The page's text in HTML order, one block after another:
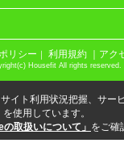
リシー 利用規約 ｜アク
Housefit All rights reserved.
イト利用状況把握、サー
使用しています。
の取扱いについて」 をご確